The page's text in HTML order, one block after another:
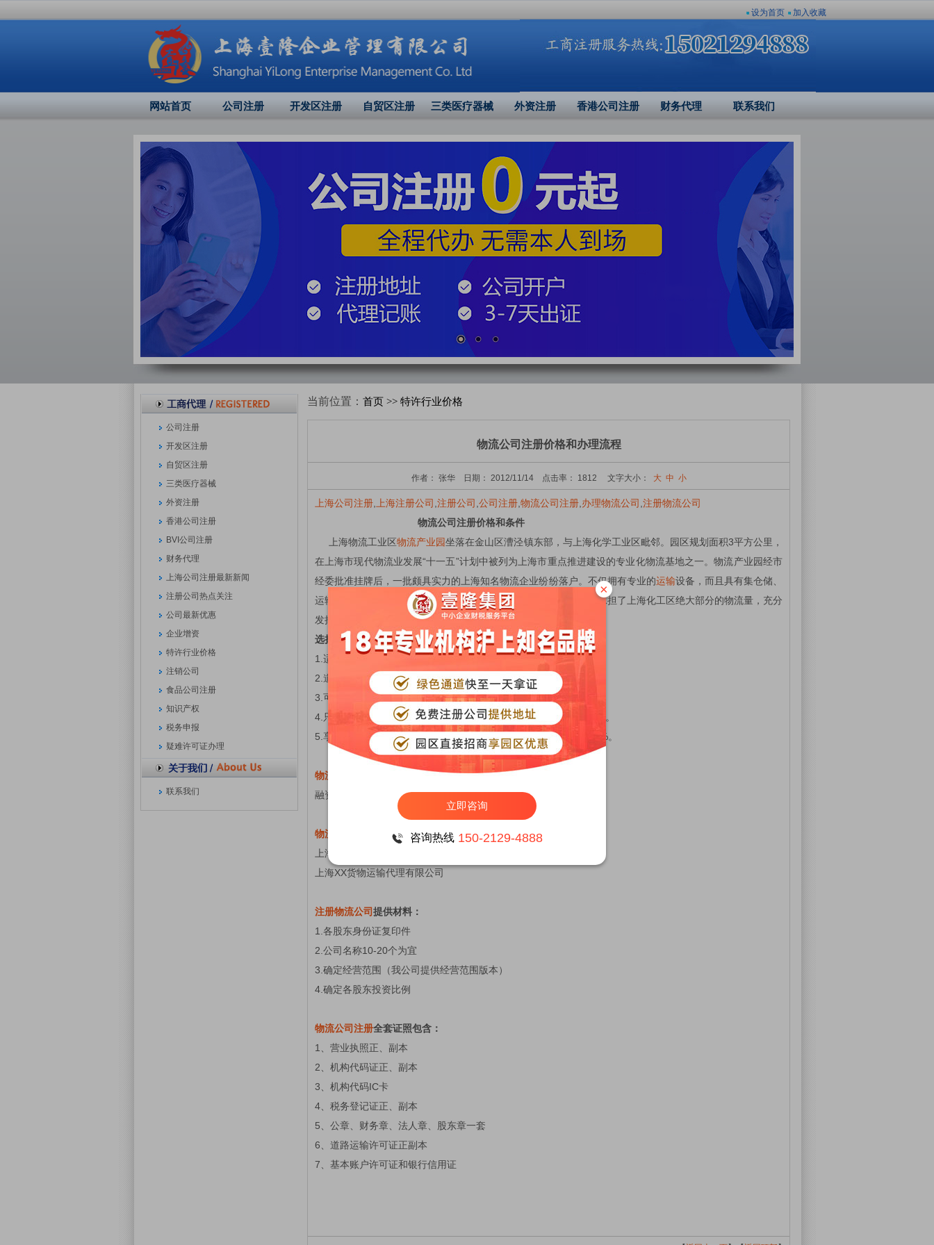
设为首页 加入收藏
网站首页 公司注册 开发区注册 自贸区注册 三类医疗器械 外资注册 香港公司注册 财务代理 联系我们
公司注册
开发区注册
自贸区注册
三类医疗器械
外资注册
香港公司注册
BVI公司注册
财务代理
上海公司注册最新新闻
注册公司热点关注
公司最新优惠
企业增资
特许行业价格
注销公司
食品公司注册
知识产权
税务申报
疑难许可证办理
联系我们
当前位置： 首页 >> 特许行业价格
物流公司注册价格和办理流程
作者： 张华日期： 2012/11/14点击率： 1812 文字大小： 大 中 小
上海公司注册 上海注册公司 注册公司 公司注册 物流公司注册 办理物流公司 注册物流公司
物流公司注册价格和条件
上海物流工业区物流产业园坐落在金山区漕泾镇东部，与上海化学工业区毗邻。园区规划面积3平方公里，
在上海市现代物流业发展“十一五”计划中被列为上海市重点推进建设的专业化物流基地之一。物流产业园经市
经委批准挂牌后，一批颇具实力的上海知名物流企业纷纷落户。不仅拥有专业的运输设备，而且具有集仓储、
运输、码头为一体的综合性物流服务水平。目前，物流产业园已经承担了上海化工区绝大部分的物流量，充分
发挥了物流园区的综合服务功能。
选择物流园区优势：
1.适合刚刚起步的客户，暂时没有车辆也可以申请道路运输许可证
2.道理运输许可证在期满前可以提供免费延期换证的服务
3.可以申请一般纳税人一机一卡
4.只有有自己的办公场所都可以申请，厂房仓库居住用房都可以申请。
5.享受政府的退税政策，增值税-7%，营业税30-35%，企业所得10%。
物流公司注册价格
融资50万注册公司价格4500元全套
物流公司注册
行业名：
上海XX物流有限公司
上海XX货物运输代理有限公司
注册物流公司提供材料：
1.各股东身份证复印件
2.公司名称10-20个为宜
3.确定经营范围（我公司提供经营范围版本）
4.确定各股东投资比例
物流公司注册全套证照包含：
1、营业执照正、副本
2、机构代码证正、副本
3、机构代码IC卡
4、税务登记证正、副本
5、公章、财务章、法人章、股东章一套
6、道路运输许可证正副本
7、基本账户许可证和银行信用证
×
立即咨询
咨询热线 150-2129-4888